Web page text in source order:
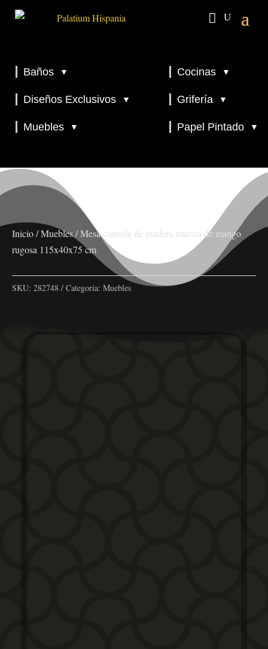
Baños ▼ Cocinas ▼
Diseños Exclusivos ▼ Grifería ▼
Muebles ▼ Papel Pintado ▼
Inicio/Muebles/ Mesa consola de madera maciza de mango
rugosa 115x40x75 cm
SKU: 282748 Categoría: Muebles